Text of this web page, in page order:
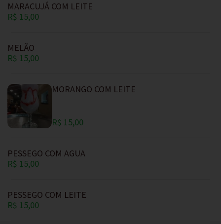
MARACUJÁ COM LEITE
R$ 15,00
MELÃO
R$ 15,00
MORANGO COM LEITE
R$ 15,00
PESSEGO COM AGUA
R$ 15,00
PESSEGO COM LEITE
R$ 15,00